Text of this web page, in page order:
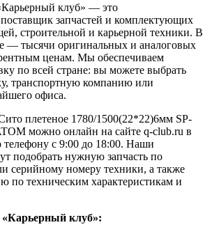
клуб» — это
запчастей и комплектующих
строительной и карьерной техники. В
— тысячи оригинальных и аналоговых
ценам. Мы обеспечиваем
по всей стране: вы можете выбрать
транспортную компанию или
офиса.
плетеное 1780/1500(22*22)6мм SP-
можно онлайн на сайте q-club.ru в
с 9:00 до 18:00. Наши
подобрать нужную запчасть по
серийному номеру техники, а также
по техническим характеристикам и
клуб»: